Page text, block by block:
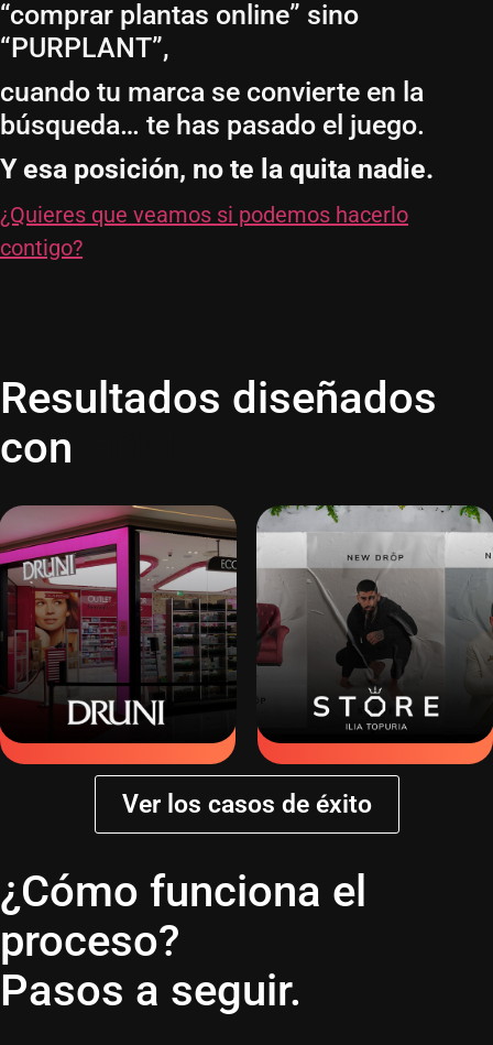
“comprar plantas online” sino
“PURPLANT”,
cuando tu marca se convierte en la
búsqueda… te has pasado el juego.
Y esa posición, no te la quita nadie.
¿Quieres que veamos si podemos hacerlo
contigo?
Resultados diseñados
con
CONOCER CASO CONOCER CASO
Ver los casos de éxito
¿Cómo funciona el
proceso?
Pasos a seguir.